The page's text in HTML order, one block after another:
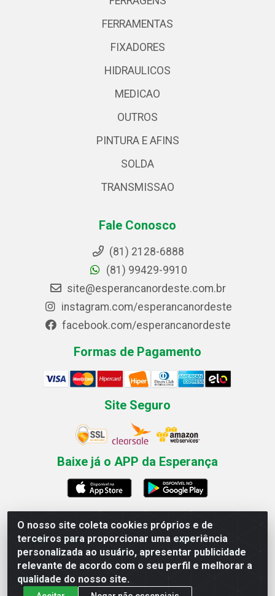
O nosso site coleta cookies próprios e de
terceiros para proporcionar uma experiência
personalizada ao usuário, apresentar publicidade
relevante de acordo com o seu perfil e melhorar a
qualidade do nosso site.
FERRAMENTAS
FIXADORES
HIDRAULICOS
MEDICAO
OUTROS
PINTURA E AFINS
SOLDA
TRANSMISSAO
Fale Conosco
(81) 2128-6888
(81) 99429-9910
site@esperancanordeste.com.br
instagram.com/esperancanordeste
facebook.com/esperancanordeste
Formas de Pagamento
Site Seguro
Baixe já o APP da Esperança
Esperança Nordeste - Rua Professor Caldas Filho, 291 -
Estância - Recife / PE CEP: 50771-335 - CNPJ
03.666.136/0001-23